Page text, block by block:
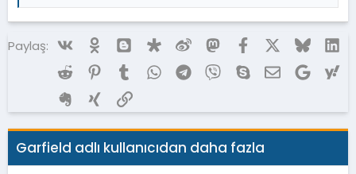
Paylaş: Vk BloggerDiaspora
Weibo MastodonFacebookX (Twitter)
Bluesky
Reddit Pinterest
TumblrWhatsAppTelegram
ViberSkypeE-postaGoogle
Evernote
Xing Link
Garfield adlı kullanıcıdan daha fazla